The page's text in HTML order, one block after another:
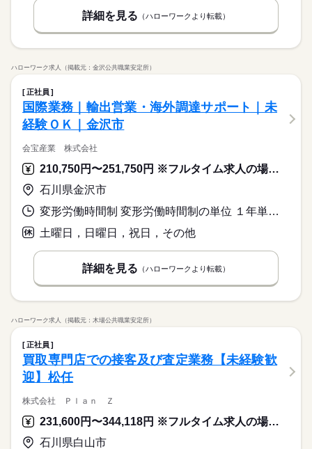
詳細を見る （ハローワークより転載）
ハローワーク求人（掲載元：金沢公共職業安定所）
正社員
国際業務｜輸出営業・海外調達サポート｜未
経験ＯＫ｜金沢市
会宝産業 株式会社
210,750円〜251,750円 ※フルタイム求人の場合は月額（換算額）、パート求人の場合は時間額を表示しています。
石川県金沢市
変形労働時間制 変形労働時間制の単位 １年単位 就業時間１ 8時15分〜17時30分 就業時間２ 8時15分〜17時00分 就業時間３ 8時15分〜18時00分 就業時間に関する特記事項 （２）は土曜日
土曜日，日曜日，祝日，その他
詳細を見る （ハローワークより転載）
ハローワーク求人（掲載元：木場公共職業安定所）
正社員
買取専門店での接客及び査定業務【未経験歓
迎】松任
株式会社 Ｐｌａｎ Ｚ
231,600円〜344,118円 ※フルタイム求人の場合は月額（換算額）、パート求人の場合は時間額を表示しています。
石川県白山市